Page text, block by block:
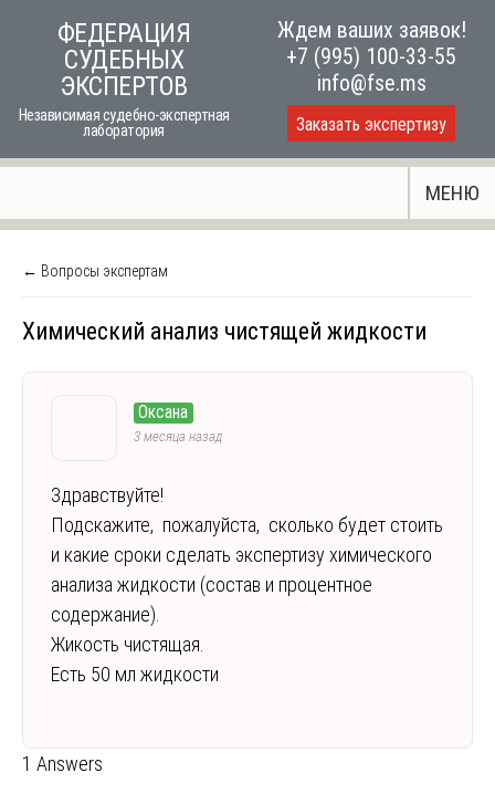
ФЕДЕРАЦИЯ
СУДЕБНЫХ
ЭКСПЕРТОВ
Независимая судебно-экспертная
лаборатория
Ждем ваших заявок!
+7 (995) 100-33-55
info@fse.ms
Заказать экспертизу
МЕНЮ
← Вопросы экспертам
Химический анализ чистящей жидкости
Оксана
3 месяца назад
Здравствуйте!
Подскажите, пожалуйста, сколько будет стоить
и какие сроки сделать экспертизу химического
анализа жидкости (состав и процентное
содержание).
Жикость чистящая.
Есть 50 мл жидкости
1 Answers